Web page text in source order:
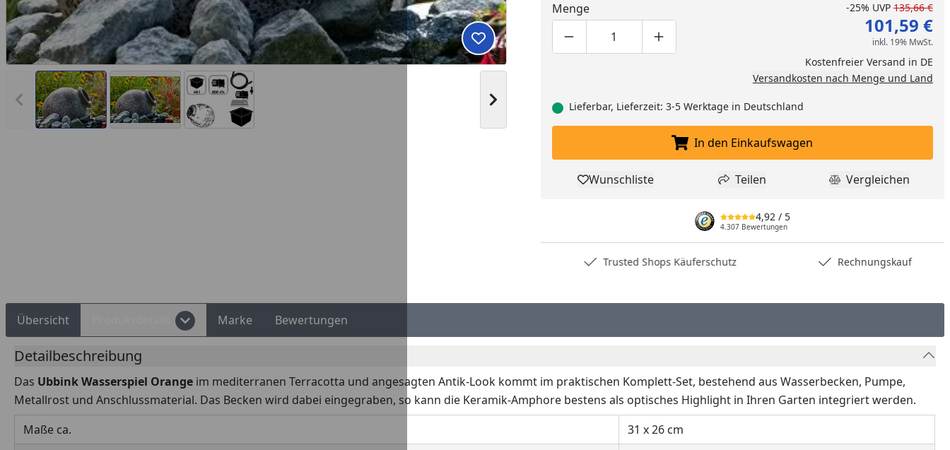
Vorheriges Bild anzeigen Nächstes Bild anzeigen
Produkt zur Wunschliste hinzufügen
Menge
Produktmenge um eins verringern
Produktmenge manuell eingeben
Produktmenge um eins erhöhen
-25% UVP 135,66 €
101,59 €
inkl. 19% MwSt.
Kostenfreier Versand in DE
Versandkosten nach Menge und Land
Lieferbar, Lieferzeit: 3-5 Werktage in Deutschland
In den Einkaufswagen legen
In den Einkaufswagen
Produkt zur Wunschliste hinzufügen
Wunschliste Teilen
Teilen Produkt
Vergleichen
4,92 / 5
4.307 Bewertungen
Trusted Shops Käuferschutz Rechnungskauf
Übersicht Marke Bewertungen
Detailbeschreibung
Das Ubbink Wasserspiel Orange im mediterranen Terracotta und angesagten Antik-Look kommt im praktischen Komplett-Set, bestehend aus Wasserbecken, Pumpe,
Metallrost und Anschlussmaterial. Das Becken wird dabei eingegraben, so kann die Keramik-Amphore bestens als optisches Highlight in Ihren Garten integriert werden.
Maße ca.
31 x 26 cm